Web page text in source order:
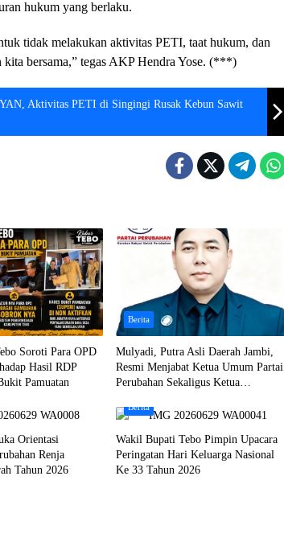
hukum yang berlaku.
tidak melakukan aktivitas PETI, taat hukum, dan
kita bersama,” tegas AKP Hendra Yose. (***)
Aktivitas PETI di Singingi Rusak Kebun Sawit
Soroti Para OPD
Hasil RDP
Pamuatan
Berita
Mulyadi, Putra Asli Daerah Jambi,
Resmi Menjabat Ketua Umum Partai
Perubahan Sekaligus Ketua
di Malaysia
Orientasi
Renja
Tahun 2026
Berita
Wakil Bupati Tebo Pimpin Upacara
Peringatan Hari Keluarga Nasional
Ke 33 Tahun 2026